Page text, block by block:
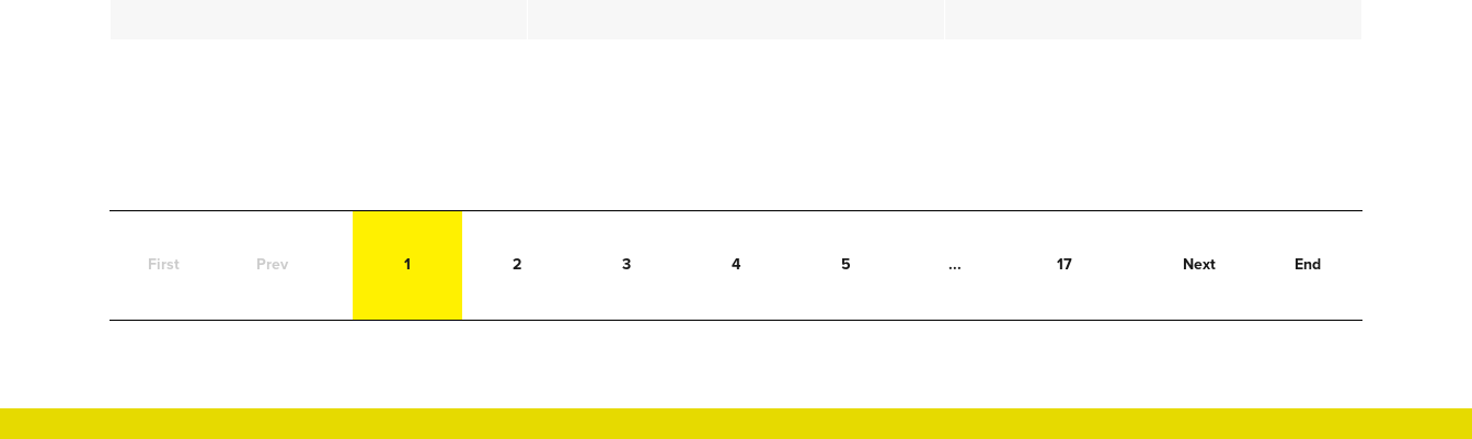
First Prev 1 2 3 4 5 ... 17 Next End